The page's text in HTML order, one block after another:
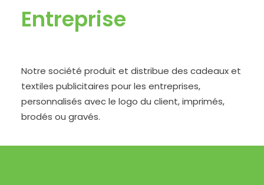
Entreprise
Notre société produit et distribue des cadeaux et
textiles publicitaires pour les entreprises,
personnalisés avec le logo du client, imprimés,
brodés ou gravés.